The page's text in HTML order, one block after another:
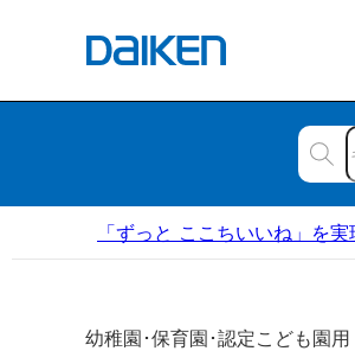
「ずっと ここちいいね」を
幼稚園･保育園･認定こども園